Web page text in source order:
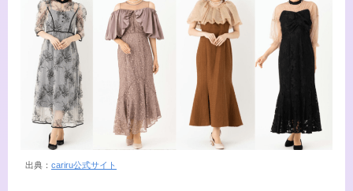
出典： cariru公式サイト